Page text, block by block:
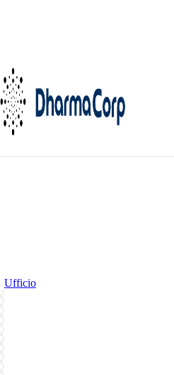
Ufficio